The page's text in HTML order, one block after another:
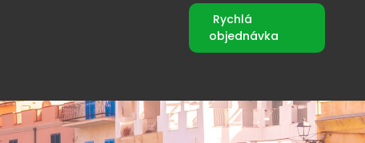
Rychlá
objednávka